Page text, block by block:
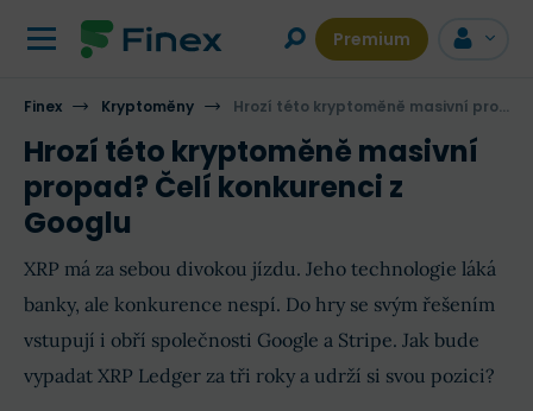
Premium
Finex Kryptoměny Hrozí této kryptoměně masivní propad? Čelí konkurenci z Googlu
Hrozí této kryptoměně masivní
propad? Čelí konkurenci z
Googlu
XRP má za sebou divokou jízdu. Jeho technologie láká
banky, ale konkurence nespí. Do hry se svým řešením
vstupují i obří společnosti Google a Stripe. Jak bude
vypadat XRP Ledger za tři roky a udrží si svou pozici?